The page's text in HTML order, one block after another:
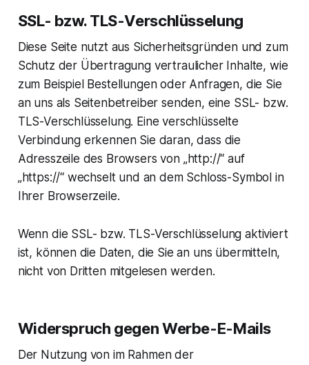
SSL- bzw. TLS-Verschlüsselung
Diese Seite nutzt aus Sicherheitsgründen und zum
Schutz der Übertragung vertraulicher Inhalte, wie
zum Beispiel Bestellungen oder Anfragen, die Sie
an uns als Seitenbetreiber senden, eine SSL- bzw.
TLS-Verschlüsselung. Eine verschlüsselte
Verbindung erkennen Sie daran, dass die
Adresszeile des Browsers von „http://“ auf
„https://“ wechselt und an dem Schloss-Symbol in
Ihrer Browserzeile.
Wenn die SSL- bzw. TLS-Verschlüsselung aktiviert
ist, können die Daten, die Sie an uns übermitteln,
nicht von Dritten mitgelesen werden.
Widerspruch gegen Werbe-E-Mails
Der Nutzung von im Rahmen der